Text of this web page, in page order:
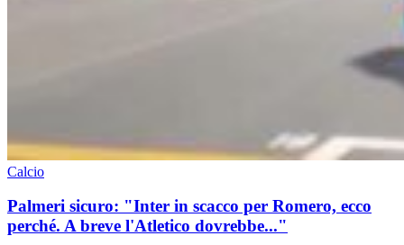
Calcio
Palmeri sicuro: "Inter in scacco per Romero, ecco
perché. A breve l'Atletico dovrebbe..."